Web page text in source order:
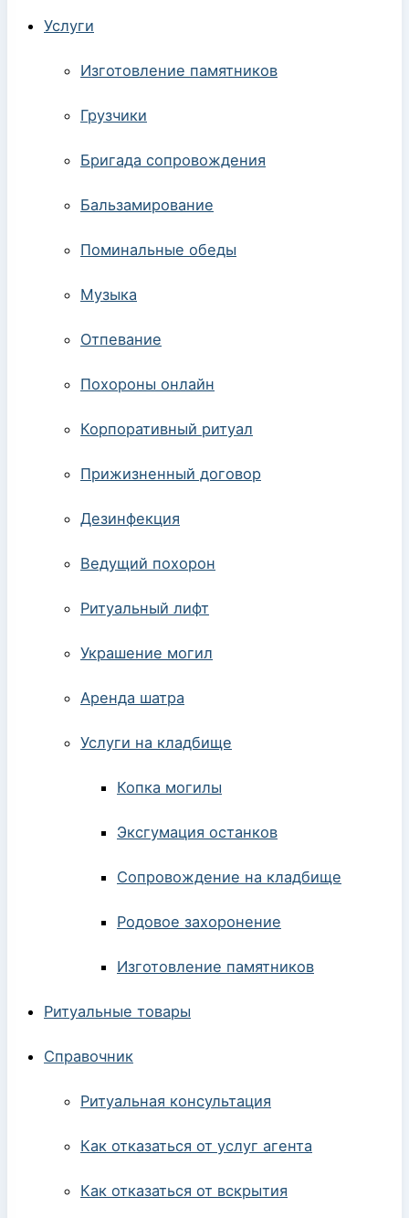
Услуги
Изготовление памятников
Грузчики
Бригада сопровождения
Бальзамирование
Поминальные обеды
Музыка
Отпевание
Похороны онлайн
Корпоративный ритуал
Прижизненный договор
Дезинфекция
Ведущий похорон
Ритуальный лифт
Украшение могил
Аренда шатра
Услуги на кладбище
Копка могилы
Эксгумация останков
Сопровождение на кладбище
Родовое захоронение
Изготовление памятников
Ритуальные товары
Справочник
Ритуальная консультация
Как отказаться от услуг агента
Как отказаться от вскрытия